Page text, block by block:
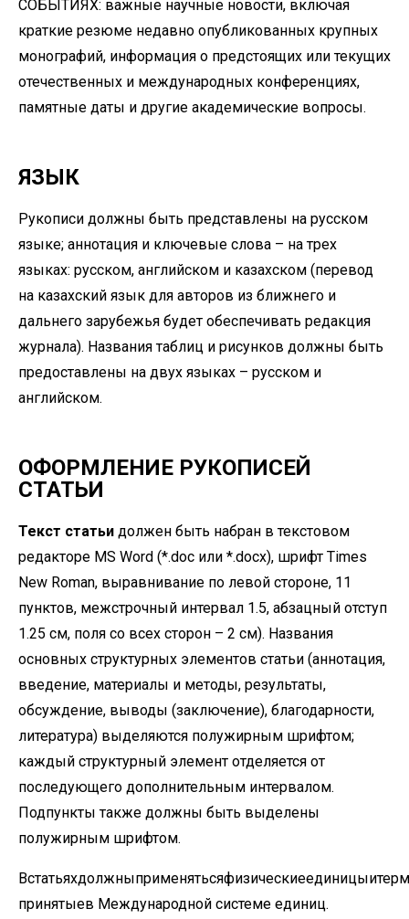
СОБЫТИЯХ: важные научные новости, включая
краткие резюме недавно опубликованных крупных
монографий, информация о предстоящих или текущих
отечественных и международных конференциях,
памятные даты и другие академические вопросы.
ЯЗЫК
Рукописи должны быть представлены на русском
языке; аннотация и ключевые слова – на трех
языках: русском, английском и казахском (перевод
на казахский язык для авторов из ближнего и
дальнего зарубежья будет обеспечивать редакция
журнала). Названия таблиц и рисунков должны быть
предоставлены на двух языках – русском и
английском.
ОФОРМЛЕНИЕ РУКОПИСЕЙ
СТАТЬИ
Текст статьи должен быть набран в текстовом
редакторе MS Word (*.doc или *.docx), шрифт Times
New Roman, выравнивание по левой стороне, 11
пунктов, межстрочный интервал 1.5, абзацный отступ
1.25 см, поля со всех сторон – 2 см). Названия
основных структурных элементов статьи (аннотация,
введение, материалы и методы, результаты,
обсуждение, выводы (заключение), благодарности,
литература) выделяются полужирным шрифтом;
каждый структурный элемент отделяется от
последующего дополнительным интервалом.
Подпункты также должны быть выделены
полужирным шрифтом.
принятыев Международной системе единиц.